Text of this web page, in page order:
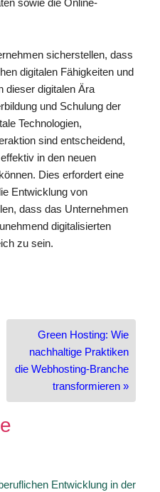
sowie die Online-
sicherstellen, dass
digitalen Fähigkeiten und
dieser digitalen Ära
und Schulung der
Technologien,
sind entscheidend,
in den neuen
Dies erfordert eine
Entwicklung von
dass das Unternehmen
digitalisierten
zu sein.
Green Hosting: Wie
nachhaltige Praktiken
die Webhosting-Branche
transformieren »
Entwicklung in der